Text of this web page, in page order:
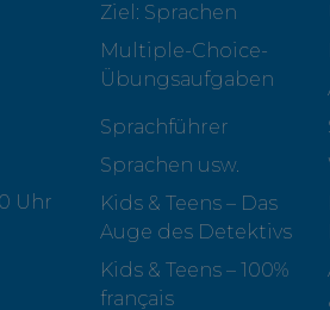
Uhr
Ziel: Sprachen
Multiple-Choice-
Übungsaufgaben
Sprachführer
Sprachen usw.
Kids & Teens – Das
Auge des Detektivs
Kids & Teens – 100%
français